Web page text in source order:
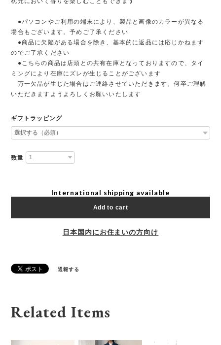
●パソコンやご利用の端末により、製品と画像のカラーが異なる
場合もございます。予めご了承ください
●商品に欠陥がある場合を除き、基本的に返品には応じかねます
のでご了承ください
●こちらの商品は店頭との共有在庫となっておりますので、タイ
ミングにより在庫にズレが生じることがございます
万一欠品が生じた場合はご連絡させていただきます。何卒ご理解
いただきますようよろしくお願いいたします
ギフトラッピング
数量
International shipping available
Add to cart
日本国内にお住まいの方向け
通報する
Related Items